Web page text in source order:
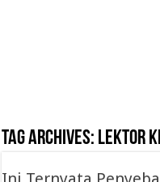
Tag Archives: lektor